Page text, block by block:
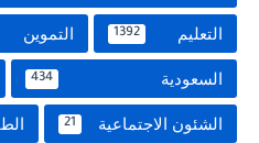
التعليم 1392 التموين
السعودية 434
الشئون الاجتماعية 21